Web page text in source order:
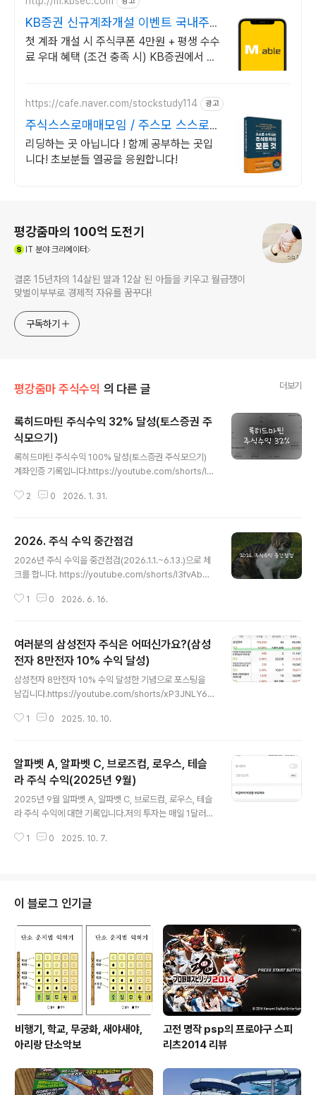
KB증권 신규계좌개설 이벤트 국내주
식쿠폰 최대 5만원
첫 계좌 개설 시 주식쿠폰 4만원 + 평생 수수
료 우대 혜택 (조건 충족 시) KB증권에서 첫
https://cafe.naver.com/stockstudy114 광고
주식스스로매매모임 / 주스모 스스로
공부법을 배웁니다 !
리딩하는 곳 아닙니다 ! 함께 공부하는 곳입
니다! 초보분들 열공을 응원합니다!
평강줌마의 100억 도전기
IT 분야 크리에이터
결혼 15년차의 14살된 딸과 12살 된 아들을 키우고 월급쟁이
맞벌이부부로 경제적 자유를 꿈꾸다!
구독하기
평강줌마 주식수익 의 다른 글 더보기
록히드마틴 주식수익 32% 달성(토스증권 주
식모으기)
록히드마틴 주식수익 100% 달성(토스증권 주식모으기)
계좌인증 기록입니다.https://youtube.com/shorts/l3
2% #주식모으기록히드마틴 주식수익 32%https://rich
습니다.ㅠ.ㅠ인기가 없는 유튜브이기에 영상을 그대로 둡
니다www.youtube.com영상을 만들 때 100달러 수익
이 난 것을 보고 100% 수익이 난 줄 알았습니다. 블로그
32%가 누적수익이라는 것을 알았습니다. 유명한 유튜버
2 0 2026. 1. 31.
2026. 주식 수익 중간점검
2026년 주식 수익을 중간점검(2026.1.1.~6.13.)으로 체
크를 합니다. https://youtube.com/shorts/l3fvAbU
식모으기록히드마틴 주식수익 32%https://richwnaak.t
총 수익: 63,944,706원1. 국내주식 주식수익: 47,316,5
55원1) 나무증권 주식수익: 17,614,534원- 아내 종합계
좌 수익: 2,255,181원- 아내 ISA계좌 수익: 7,258,911
원- 아내 연금저축펀드 계좌 수익: 5,482,154원- 남편 연
금저축펀드 계좌 수익: 2,618,288..
1 0 2026. 6. 16.
여러분의 삼성전자 주식은 어떠신가요?(삼성
전자 8만전자 10% 수익 달성)
삼성전자 8만전자 10% 수익 달성한 기념으로 포스팅을
남깁니다.https://youtube.com/shorts/xP3JNLY6D
까지 물타기를 하고 강제 장기투자자가 되어 오늘 10% 수
익이 났다는 것만으로도 만족합니다.아직 9만 전자로 수익
이 나지 않는 계좌도 있는 것은 비밀입니다.여러분의 삼성
전자 주식은 어떠하신가요? 2024. 국내주식, 해외주식,
연금저축, 절세계좌 수익2024. 국내주식, 해외주식, 연금
저축, 절세계좌 수익입니다. 2024년이 가기 전에 정리를
해둡니다.모든 투자는 본인의 몫입..
1 0 2025. 10. 10.
알파벳 A, 알파벳 C, 브로즈컴, 로우스, 테슬
라 주식 수익(2025년 9월)
2025년 9월 알파벳 A, 알파벳 C, 브로드컴, 로우스, 테슬
라 주식 수익에 대한 기록입니다.저의 투자는 매일 1달러
니다. 그러다 10% 수익이 나면 전액 매도합니다.그리고 여
을 소수점투자로 매일 꾸준하게 넣고 있습니다. 토스증권,
미니스탁 앱을 활용하는데 비중은 토스증권이 높습니다.제
토스 투자금액은 6천만원이고, 남편 토스 투자금액은 5천
만원입니다. 해외주식의 경우 양도소득세가 있다보니 남편
과 제 계좌로 나..
1 0 2025. 10. 7.
이 블로그 인기글
비행기, 학교, 무궁화, 새야새야,
아리랑 단소악보
고전 명작 psp의 프로야구 스피
리츠2014 리뷰